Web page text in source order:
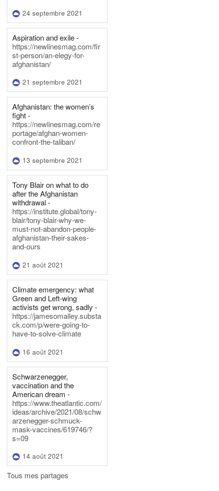
24 septembre 2021
Aspiration and exile -
https://newlinesmag.com/fir
st-person/an-elegy-for-
afghanistan/
21 septembre 2021
Afghanistan: the women’s
fight -
https://newlinesmag.com/re
portage/afghan-women-
confront-the-taliban/
13 septembre 2021
Tony Blair on what to do
after the Afghanistan
withdrawal -
https://institute.global/tony-
blair/tony-blair-why-we-
must-not-abandon-people-
afghanistan-their-sakes-
and-ours
21 août 2021
Climate emergency: what
Green and Left-wing
activists get wrong, sadly -
https://jamesomalley.substa
ck.com/p/were-going-to-
have-to-solve-climate
16 août 2021
Schwarzenegger,
vaccination and the
American dream -
https://www.theatlantic.com/
ideas/archive/2021/08/schw
arzenegger-schmuck-
mask-vaccines/619746/?
s=09
14 août 2021
Tous mes partages